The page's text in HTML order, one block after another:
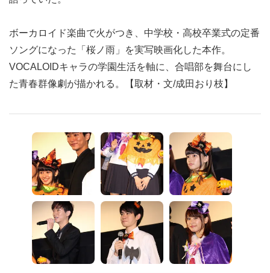
ボーカロイド楽曲で火がつき、中学校・高校卒業式の定番
ソングになった「桜ノ雨」を実写映画化した本作。
VOCALOIDキャラの学園生活を軸に、合唱部を舞台にし
た青春群像劇が描かれる。【取材・文/成田おり枝】